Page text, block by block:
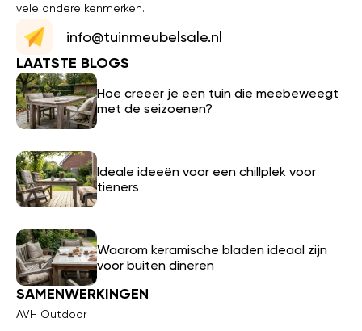
vele andere kenmerken.
info@tuinmeubelsale.nl
LAATSTE BLOGS
Hoe creëer je een tuin die meebeweegt
met de seizoenen?
Ideale ideeën voor een chillplek voor
tieners
Waarom keramische bladen ideaal zijn
voor buiten dineren
SAMENWERKINGEN
AVH Outdoor